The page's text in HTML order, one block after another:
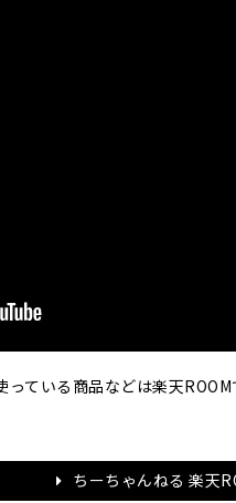
ている商品などは楽天
ちーちゃんねる 楽天